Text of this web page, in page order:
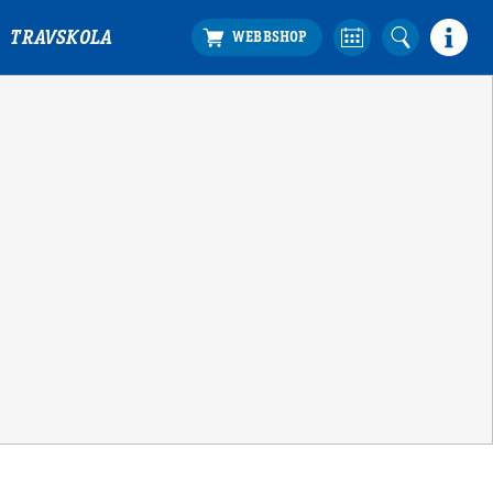
TRAVSKOLA